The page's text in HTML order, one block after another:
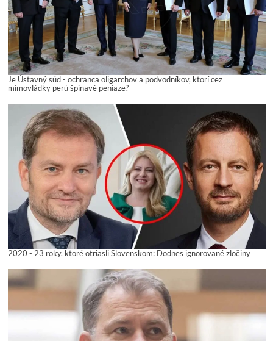
Je Ústavný súd - ochranca oligarchov a podvodníkov, ktorí cez
mimovládky perú špinavé peniaze?
2020 - 23 roky, ktoré otriasli Slovenskom: Dodnes ignorované zločiny